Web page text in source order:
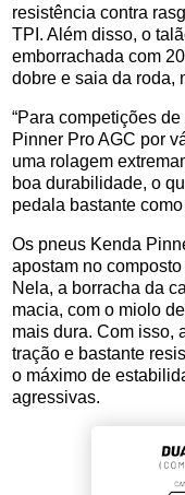
resistência contra
TPI. Além disso, o
emborrachada com
dobre e saia da roda,
“Para competições
Pinner Pro AGC por
uma rolagem
boa durabilidade, o
pedala bastante
Os pneus Kenda
apostam no
Nela, a borracha da
macia, com o miolo
mais dura. Com isso,
tração e bastante
o máximo de
agressivas.